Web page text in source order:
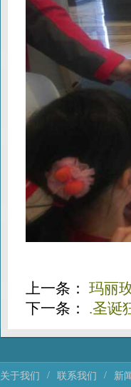
上一条： 玛丽
下一条： .圣诞
关于我们 / 联系我们 / 新